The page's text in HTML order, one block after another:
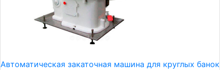
Автоматическая закаточная машина для круглых банок